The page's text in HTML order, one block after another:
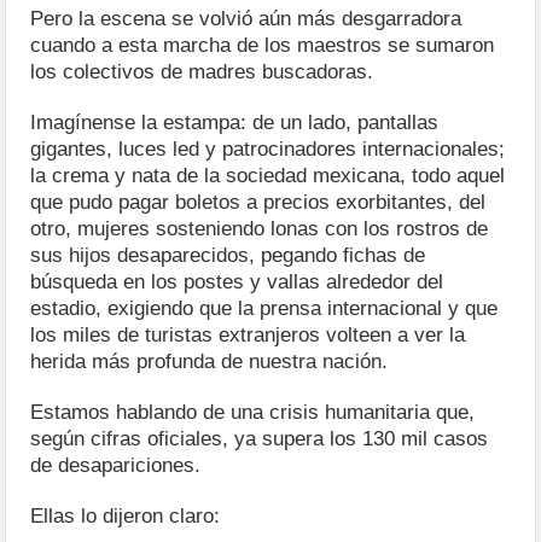
Pero la escena se volvió aún más desgarradora
cuando a esta marcha de los maestros se sumaron
los colectivos de madres buscadoras.
Imagínense la estampa: de un lado, pantallas
gigantes, luces led y patrocinadores internacionales;
la crema y nata de la sociedad mexicana, todo aquel
que pudo pagar boletos a precios exorbitantes, del
otro, mujeres sosteniendo lonas con los rostros de
sus hijos desaparecidos, pegando fichas de
búsqueda en los postes y vallas alrededor del
estadio, exigiendo que la prensa internacional y que
los miles de turistas extranjeros volteen a ver la
herida más profunda de nuestra nación.
Estamos hablando de una crisis humanitaria que,
según cifras oficiales, ya supera los 130 mil casos
de desapariciones.
Ellas lo dijeron claro: